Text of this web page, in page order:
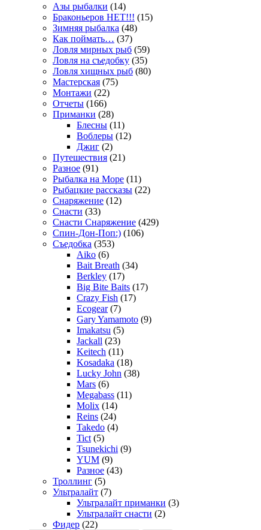
Азы рыбалки (14)
Браконьеров НЕТ!!! (15)
Зимняя рыбалка (48)
Как поймать… (37)
Ловля мирных рыб (59)
Ловля на съедобку (35)
Ловля хищных рыб (80)
Мастерская (75)
Монтажи (22)
Отчеты (166)
Приманки (28)
Блесны (11)
Воблеры (12)
Джиг (2)
Путешествия (21)
Разное (91)
Рыбалка на Море (11)
Рыбацкие рассказы (22)
Снаряжение (12)
Снасти (33)
Снасти Снаряжение (429)
Спин-Дон-Поп:) (106)
Съедобка (353)
Aiko (6)
Bait Breath (34)
Berkley (17)
Big Bite Baits (17)
Crazy Fish (17)
Ecogear(7)
Gary Yamamoto (9)
Imakatsu (5)
Jackall (23)
Keitech (11)
Kosadaka (18)
Lucky John (38)
Mars (6)
Megabass (11)
Molix (14)
Reins (24)
Takedo (4)
Tict (5)
Tsunekichi (9)
YUM (9)
Разное (43)
Троллинг (5)
Ультралайт (7)
Ультралайт приманки (3)
Ультралайт снасти (2)
Фидер (22)